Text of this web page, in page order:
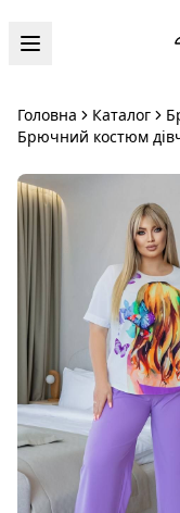
Головна Каталог
Брючний костюм